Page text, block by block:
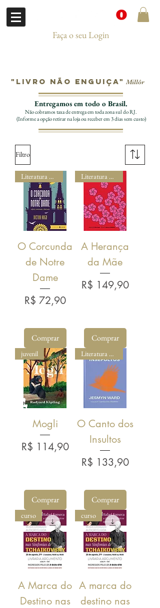
Faça o seu Login
"Livro não enguiça" Millôr
Entregamos em todo o Brasil.
Não cobramos taxa de entrega em toda zona sul do RJ.
(Informe a opção retirar na loja ou receber em 3 dias sem custo)
Filtro
Literatura Estrangeira
O Corcunda
de Notre
Dame
Preço
R$ 72,90
Comprar
Literatura Estrangeira
A Herança
da Mãe
Preço
R$ 149,90
Comprar
juvenil
Mogli
Preço
R$ 114,90
Comprar
Literatura Estrangeira
O Canto dos
Insultos
Preço
R$ 133,90
Comprar
curso
A Marca do
Destino nas
curso
A marca do
destino nas